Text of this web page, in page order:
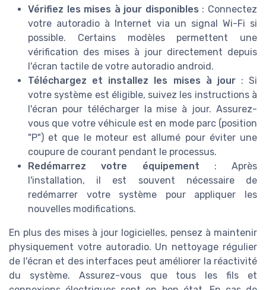
Vérifiez les mises à jour disponibles : Connectez
votre autoradio à Internet via un signal Wi-Fi si
possible. Certains modèles permettent une
vérification des mises à jour directement depuis
l'écran tactile de votre autoradio android.
Téléchargez et installez les mises à jour: Si
votre système est éligible, suivez les instructions à
l'écran pour télécharger la mise à jour. Assurez-
vous que votre véhicule est en mode parc (position
"P") et que le moteur est allumé pour éviter une
coupure de courant pendant le processus.
Redémarrez votre équipement : Après
l'installation, il est souvent nécessaire de
redémarrer votre système pour appliquer les
nouvelles modifications.
En plus des mises à jour logicielles, pensez à maintenir
physiquement votre autoradio. Un nettoyage régulier
de l'écran et des interfaces peut améliorer la réactivité
du système. Assurez-vous que tous les fils et